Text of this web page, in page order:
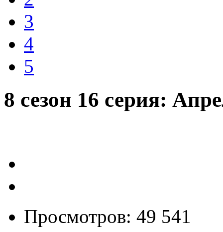
3
4
5
8 сезон 16 серия:
Просмотров: 49 541